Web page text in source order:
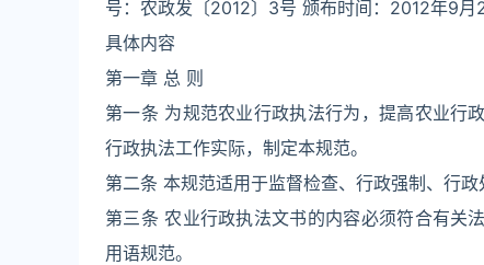
号：农政发〔2012〕3号 颁布时间：2012年9
具体内容
第一章 总 则
第一条 为规范农业行政执法行为，提高农业行
行政执法工作实际，制定本规范。
第二条 本规范适用于监督检查、行政强制、行政
第三条 农业行政执法文书的内容必须符合有关
用语规范。